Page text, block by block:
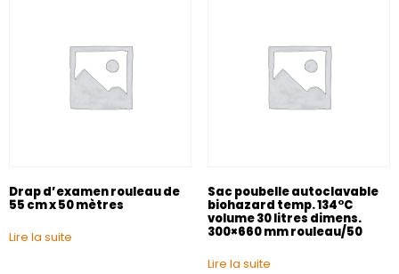
Drap d’examen rouleau de
55 cm x 50 mètres
Lire la suite
Sac poubelle autoclavable
biohazard temp. 134°C
volume 30 litres dimens.
300×660 mm rouleau/50
Lire la suite